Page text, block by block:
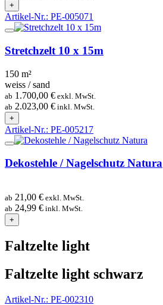
+
Artikel-Nr.: PE-005071
Stretchzelt 10 x 15m
150 m²
weiss / sand
ab 1.700,00 € exkl. MwSt.
ab 2.023,00 € inkl. MwSt.
+
Artikel-Nr.: PE-005217
Dekostehle / Nagelschutz Natura
ab 21,00 € exkl. MwSt.
ab 24,99 € inkl. MwSt.
+
Faltzelte light
Faltzelte light schwarz
Artikel-Nr.: PE-002310